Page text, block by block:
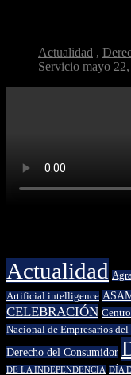
Actualidad ,
Servicio mayo
Actualidad
Artificial intelligence
CELEBRACIÓN
Nacional de Empresarios
Derecho del Consumidor
DE LA INDEPENDENCIA DÍA